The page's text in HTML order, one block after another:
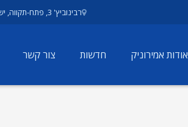
רבינוביץ' 3, פתח-תקווה, ישראל
אודות אמירוניק חדשות צור קשר